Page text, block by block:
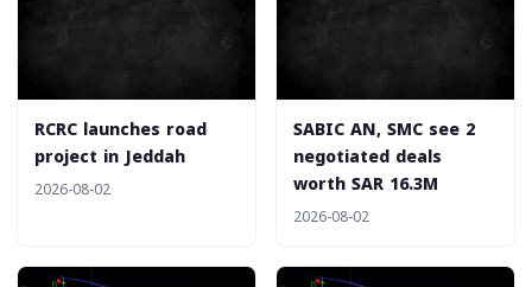
‎RCRC launches road
project in Jeddah
2026-08-02
‎SABIC AN, SMC see 2
negotiated deals
worth SAR 16.3M
2026-08-02